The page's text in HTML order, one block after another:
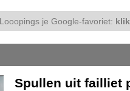
je Google-favoriet:
Spullen uit failliet